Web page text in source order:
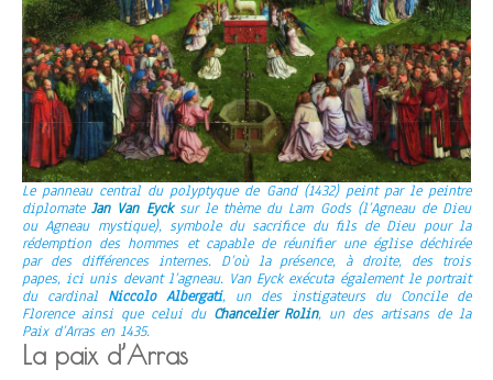
Le panneau central du polyptyque de Gand (1432) peint par le peintre
diplomateJan Van Eycksur le thème du Lam Gods (l’Agneau de Dieu
ou Agneau mystique), symbole du sacrifice du fils de Dieu pour la
rédemption des hommes et capable de réunifier une église déchirée
par des différences internes. D’où la présence, à droite, des trois
papes, ici unis devant l’agneau. Van Eyck exécuta également le portrait
du cardinal Niccolo Albergati, un des instigateurs du Concile de
Florence ainsi que celui du Chancelier Rolin, un des artisans de la
Paix d’Arras en 1435.
La paix d’Arras